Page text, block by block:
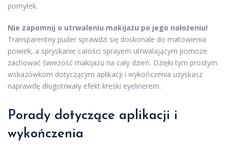
pomyłek.
Nie zapomnij o utrwaleniu makijażu po jego nałożeniu!
Transparentny puder sprawdzi się doskonale do matowienia
powiek, a spryskanie całości sprayem utrwalającym pomoże
zachować świeżość makijażu na cały dzień. Dzięki tym prostym
wskazówkom dotyczącym aplikacji i wykończenia uzyskasz
naprawdę długotrwały efekt kreski eyelinerem.
Porady dotyczące aplikacji i
wykończenia